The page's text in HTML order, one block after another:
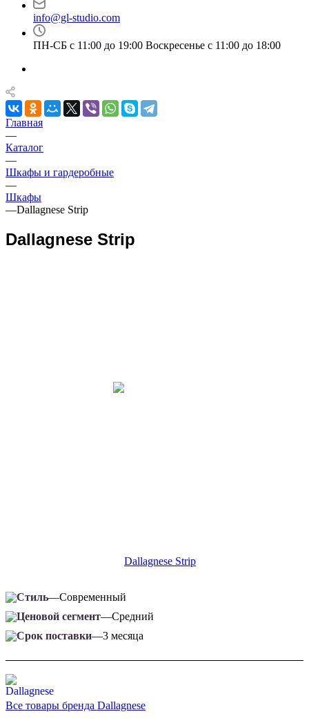
info@gl-studio.com
ПН-СБ с 11:00 до 19:00 Воскресенье с 11:00 до 18:00
Главная
—
Каталог
—
Шкафы и гардеробные
—
Шкафы
—Dallagnese Strip
Dallagnese Strip
Стиль—Современный
Ценовой сегмент—Средний
Срок поставки—3 месяца
Все товары бренда Dallagnese